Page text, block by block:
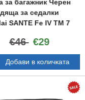
за багажник Черен
за седалки
SANTE Fe IV TM 7
€46 €29
в количката